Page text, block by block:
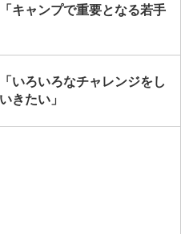
キャンプで重要となる若手
いろいろなチャレンジをし
きたい」